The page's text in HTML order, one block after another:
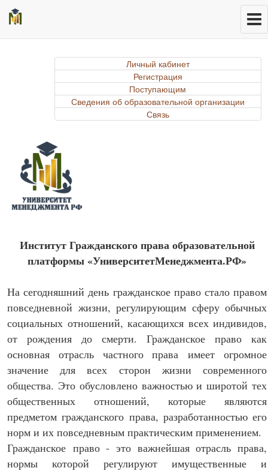
Личный кабинет
Регистрация
Поступающим
Сведения об образовательной организации
Связь
Институт Гражданского права образовательной
платформы «УниверситетМенеджмента.РФ»
На сегодняшний день гражданское право стало правом
повседневной жизни, регулирующим сферу обычных
социальных отношений, касающихся всех индивидов,
от рождения до смерти. Гражданское право как
основная отрасль частного права имеет огромное
значение для всех сторон жизни современного
общества. Это обусловлено важностью и широтой тех
общественных отношений, которые являются
предметом гражданского права, разработанностью его
норм и их повседневным практическим применением.
Гражданское право - это важнейшая отрасль права,
нормы которой регулируют имущественные и